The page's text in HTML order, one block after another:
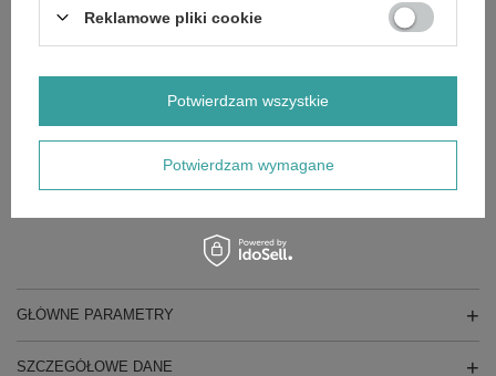
T 7/1 Classic *EU
T 7/1 Classic *SEA
T 7/1 Classic odkurzacz jednofunkcyjny
T 7/1 Classic Promo
GŁÓWNE PARAMETRY
SZCZEGÓŁOWE DANE
Reklamowe pliki cookie
Potwierdzam wymagane
Potwierdzam wszystkie